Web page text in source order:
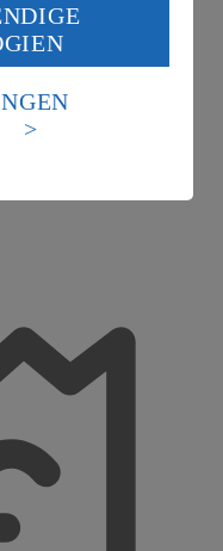
du im Sinne
ein, dass deine
Der EuGH sieht
an.
durch US-
Seite findest du